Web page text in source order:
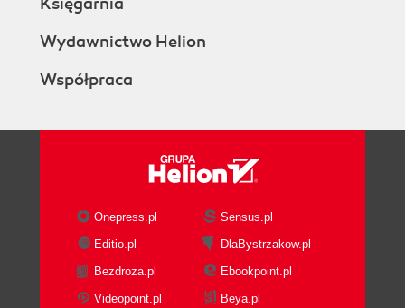
Wydawnictwo Helion
Współpraca
Onepress.pl
Sensus.pl
Editio.pl
DlaBystrzakow.pl
Bezdroza.pl
Ebookpoint.pl
Videopoint.pl
Beya.pl